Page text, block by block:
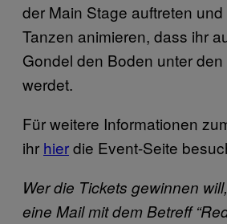
der Main Stage auftreten
Tanzen animieren, dass ihr
Gondel den Boden unter
werdet.
Für weitere Informationen
ihr hierdie Event-Seite
Wer die Tickets gewinnen
eine Mail mit dem Betreff